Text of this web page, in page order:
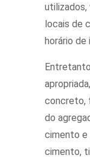
utilizados,
locais de
horário de
concreto,
do
cimento e
cimento,